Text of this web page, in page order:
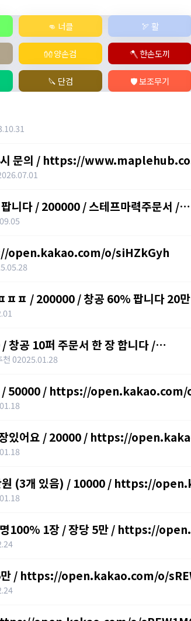
👊 너클 🏹 활
👐 양손검 🪓 한손도끼
🔪 단검 🛡️ 보조무기
시 문의 / https://
니다 / 200000 / 스테프마력주문서 /
o/svY6joQh
open.kakao.com/o/siHZkGyh
ㅍㅍ / 200000 / 창공 60% 팝니다 20
o/sPWVLEdh
공 10퍼 주문서 한 장 합니다 /
o/srgUnZch
천 02025.01.28
/ 50000 / https://
장있어요 / 20000 / https://
원 (3개 있음) / 10000 / https://
명100% 1장 / 장당 5만 / https://
만 / https://open.kakao.com/o/